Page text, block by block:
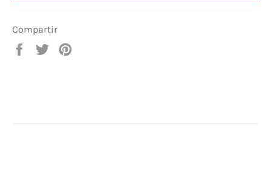
Compartir
Compartir
Tuitear